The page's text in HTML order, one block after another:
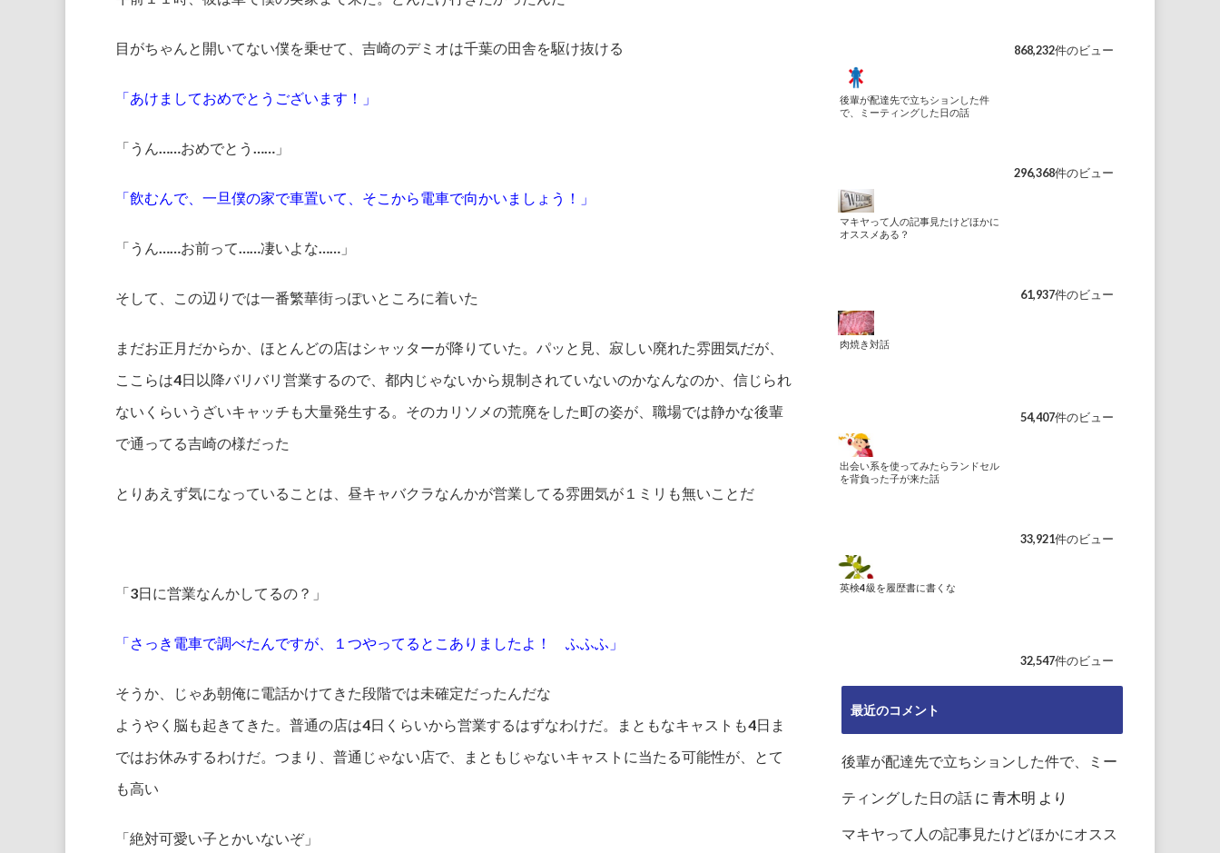
目がちゃんと開いてない僕を乗せて、吉崎のデミオは千葉の田舎を駆け抜ける
「あけましておめでとうございます！」
「うん……おめでとう……」
「飲むんで、一旦僕の家で車置いて、そこから電車で向かいましょう！」
「うん……お前って……凄いよな……」
そして、この辺りでは一番繁華街っぽいところに着いた
まだお正月だからか、ほとんどの店はシャッターが降りていた。パッと見、寂しい廃れた雰囲気だが、
ここらは4日以降バリバリ営業するので、都内じゃないから規制されていないのかなんなのか、信じられ
ないくらいうざいキャッチも大量発生する。そのカリソメの荒廃をした町の姿が、職場では静かな後輩
で通ってる吉崎の様だった
とりあえず気になっていることは、昼キャバクラなんかが営業してる雰囲気が１ミリも無いことだ
「3日に営業なんかしてるの？」
「さっき電車で調べたんですが、１つやってるとこありましたよ！ ふふふ」
そうか、じゃあ朝俺に電話かけてきた段階では未確定だったんだな
ようやく脳も起きてきた。普通の店は4日くらいから営業するはずなわけだ。まともなキャストも4日ま
ではお休みするわけだ。つまり、普通じゃない店で、まともじゃないキャストに当たる可能性が、とて
も高い
「絶対可愛い子とかいないぞ」
868,232件のビュー
後輩が配達先で立ちションした件
で、ミーティングした日の話
296,368件のビュー
マキヤって人の記事見たけどほかに
オススメある？
61,937件のビュー
肉焼き対話
54,407件のビュー
出会い系を使ってみたらランドセル
を背負った子が来た話
33,921件のビュー
英検4級を履歴書に書くな
32,547件のビュー
最近のコメント
後輩が配達先で立ちションした件で、ミー
ティングした日の話 に 青木明 より
マキヤって人の記事見たけどほかにオスス